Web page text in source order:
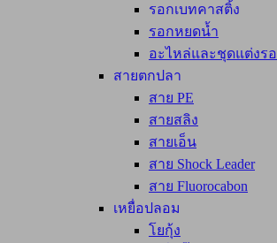
รอกเบทคาสติ้ง
รอกหยดน้ำ
อะไหล่และชุดแต่งร
สายตกปลา
สาย PE
สายสลิง
สายเอ็น
สาย Shock Leader
สาย Fluorocabon
เหยื่อปลอม
โยกุ้ง